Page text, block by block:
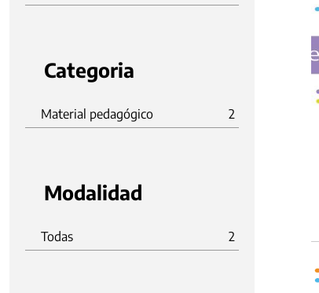
Categoria
Material pedagógico 2
Modalidad
Todas 2